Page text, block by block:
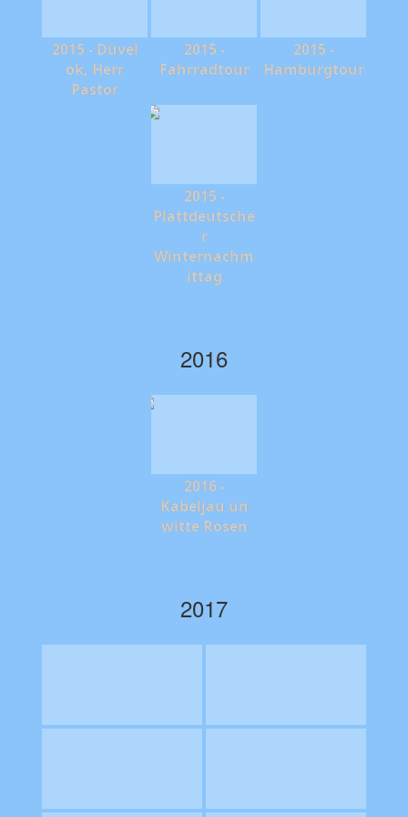
2015 - Düvel
ok, Herr
Pastor
2015 -
Fahrradtour
2015 -
Hamburgtour
2015 -
Plattdeutsche
r
Winternachm
ittag
2016
2016 -
Kabeljau un
witte Rosen
2017